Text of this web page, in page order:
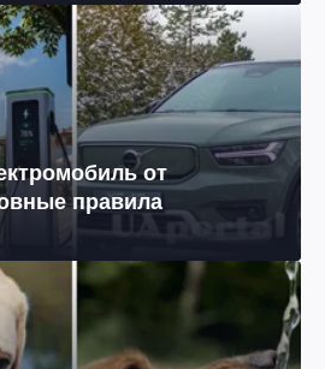
от
правила